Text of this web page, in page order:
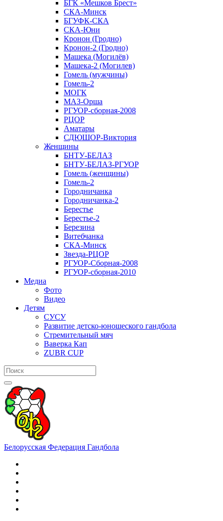
БГК «Мешков Брест»
СКА-Минск
БГУФК-СКА
СКА-Юни
Кронон (Гродно)
Кронон-2 (Гродно)
Машека (Могилёв)
Машека-2 (Могилев)
Гомель (мужчины)
Гомель-2
МОГК
МАЗ-Орша
РГУОР-сборная-2008
РЦОР
Аматары
СДЮШОР-Виктория
Женщины
БНТУ-БЕЛАЗ
БНТУ-БЕЛАЗ-РГУОР
Гомель (женщины)
Гомель-2
Городничанка
Городничанка-2
Берестье
Берестье-2
Березина
Витебчанка
СКА-Минск
Звезда-РЦОР
РГУОР-Сборная-2008
РГУОР-сборная-2010
Медиа
Фото
Видео
Детям
СУСУ
Развитие детско-юношеского гандбола
Стремительный мяч
Ваверка Кап
ZUBR CUP
Белорусская Федерация Гандбола